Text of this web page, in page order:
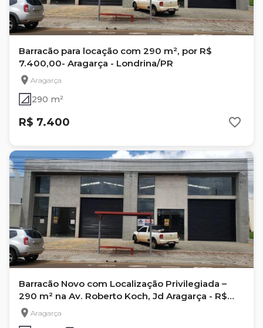
Barracão para locação com 290 m², por R$
7.400,00- Aragarça - Londrina/PR
Aragarça
290 m²
R$ 7.400
Barracão Novo com Localização Privilegiada –
290 m² na Av. Roberto Koch, Jd Aragarça - R$
7.400/mês
Aragarça